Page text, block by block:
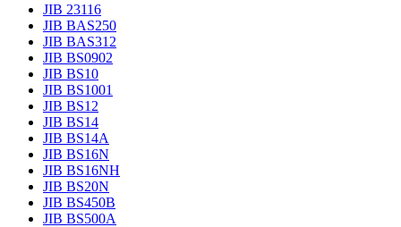
JIB 23116
JIB BAS250
JIB BAS312
JIB BS0902
JIB BS10
JIB BS1001
JIB BS12
JIB BS14
JIB BS14А
JIB BS16N
JIB BS16NH
JIB BS20N
JIB BS450B
JIB BS500A